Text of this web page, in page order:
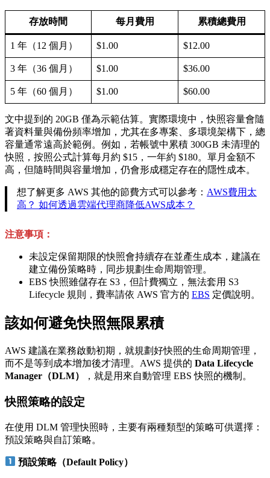
存放時間 每月費用 累積總費用
1 年（12 個月） $1.00 $12.00
3 年（36 個月） $1.00 $36.00
5 年（60 個月） $1.00 $60.00
文中提到的 20GB 僅為示範估算。實際環境中，快照容量會隨
著資料量與備份頻率增加，尤其在多專案、多環境架構下，總
容量通常遠高於範例。例如，若帳號中累積 300GB 未清理的
快照，按照公式計算每月約 $15，一年約 $180。單月金額不
高，但隨時間與容量增加，仍會形成穩定存在的隱性成本。
想了解更多 AWS 其他的節費方式可以參考： AWS費用太
高？ 如何透過雲端代理商降低AWS成本？
注意事項：
未設定保留期限的快照會持續存在並產生成本，建議在
建立備份策略時，同步規劃生命周期管理。
EBS 快照雖儲存在 S3，但計費獨立，無法套用 S3
Lifecycle 規則，費率請依 AWS 官方的 EBS 定價說明。
該如何避免快照無限累積
AWS 建議在業務啟動初期，就規劃好快照的生命周期管理，
而不是等到成本增加後才清理。AWS 提供的 Data Lifecycle
Manager（DLM）
，就是用來自動管理 EBS 快照的機制。
快照策略的設定
在使用 DLM 管理快照時，主要有兩種類型的策略可供選擇：
預設策略與自訂策略。
預設策略（Default Policy）